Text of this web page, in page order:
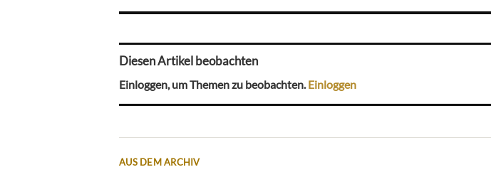
Diesen Artikel beobachten
Einloggen, um Themen zu beobachten.Einloggen
AUS DEM ARCHIV